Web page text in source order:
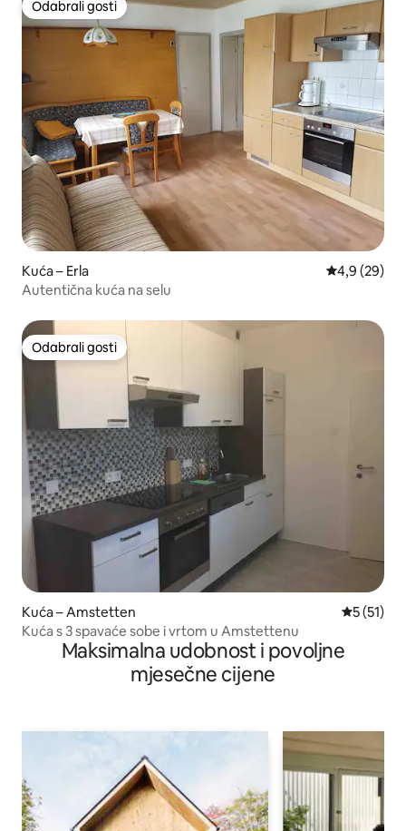
Odabrali gosti
Odabrali gosti
Kuća – Erla Prosječna
4,9 (29)
Autentična kuća na selu
Odabrali gosti
Odabrali gosti
Kuća – Amstetten Prosječna
5 (51)
Kuća s 3 spavaće sobe i vrtom u Amstettenu
Maksimalna udobnost i povoljne
mjesečne cijene